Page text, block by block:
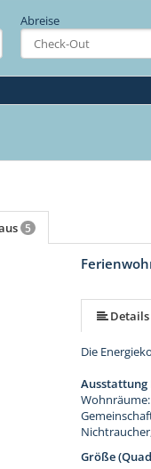
Abreise
5
Details
Die
Größe